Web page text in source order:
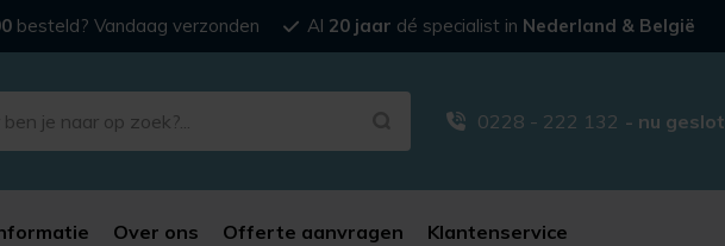
besteld? Vandaag verzonden Al 20 jaar dé specialist in Nederland & België
0228 - 222 132 - nu
Over ons Offerte aanvragen Klantenservice